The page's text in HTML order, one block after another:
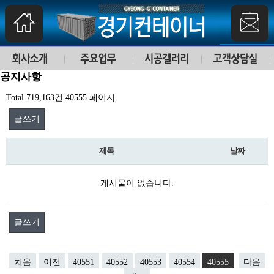
공지사항
Total 719,163건 40555 페이지
글쓰기
제목 날짜
게시물이 없습니다.
글쓰기
처음 이전 40551 40552 40553 40554 40555
다음